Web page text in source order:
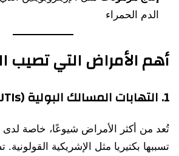
الدم الحمراء
أهم الأمراض التي تصيب
1. التهابات المسالك البولية (UTIs)
تُعد من أكثر الأمراض شيوعًا، خاصة لدى
تسببها بكتيريا مثل الإشريكية